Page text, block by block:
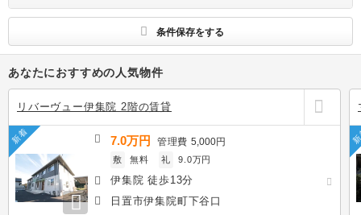
す
条件保存をする
あなたにおすすめの人気物件
リバーヴュー伊集院 2階の賃貸
新着 7.0万円 管理費5,000円
敷 無料 礼 9.0万円
伊集院 徒歩13分
日置市伊集院町下谷口